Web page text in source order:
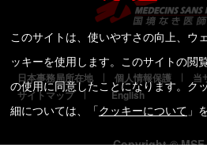
日本事務局所在地 個人情報保護
当
サイトマップ
English
Copyright ©
このサイトは、使いやすさの向上、ウ
ッキーを使用します。このサイトの閲
の使用に同意したことになります。ク
細については、「クッキーについて 」